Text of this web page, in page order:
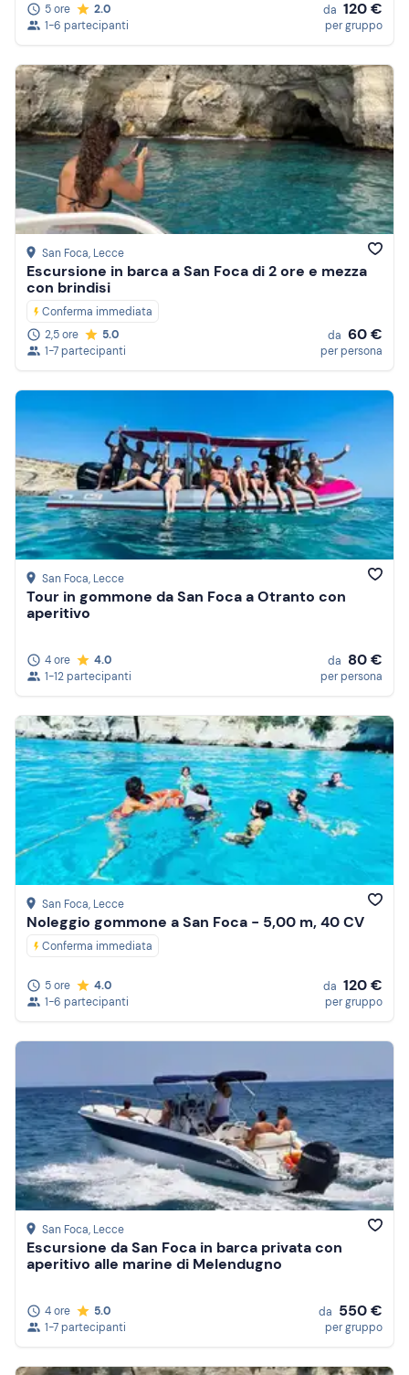
5 ore
2.0
1-6 partecipanti
da 120 €
per gruppo
San Foca, Lecce
Escursione in barca a San Foca di 2 ore e mezza
con brindisi
Conferma immediata
2,5 ore
5.0
1-7 partecipanti
da 60 €
per persona
San Foca, Lecce
Tour in gommone da San Foca a Otranto con
aperitivo
4 ore
4.0
1-12 partecipanti
da 80 €
per persona
San Foca, Lecce
Noleggio gommone a San Foca - 5,00 m, 40 CV
Conferma immediata
5 ore
4.0
1-6 partecipanti
da 120 €
per gruppo
San Foca, Lecce
Escursione da San Foca in barca privata con
aperitivo alle marine di Melendugno
4 ore
5.0
1-7 partecipanti
da 550 €
per gruppo